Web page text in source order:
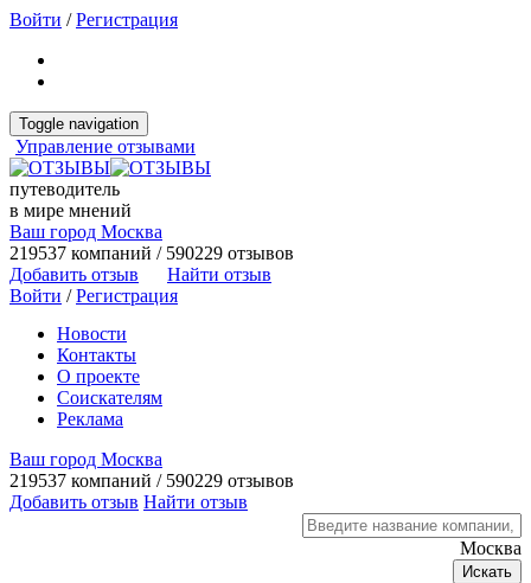
Войти /Регистрация
Toggle navigation
Управление отзывами
путеводитель
в мире мнений
Ваш город Москва
219537 компаний / 590229 отзывов
Добавить отзыв
Найти отзыв
Войти /Регистрация
Новости
Контакты
О проекте
Соискателям
Реклама
Ваш город Москва
219537 компаний / 590229 отзывов
Добавить отзыв Найти отзыв
Москва
Искать